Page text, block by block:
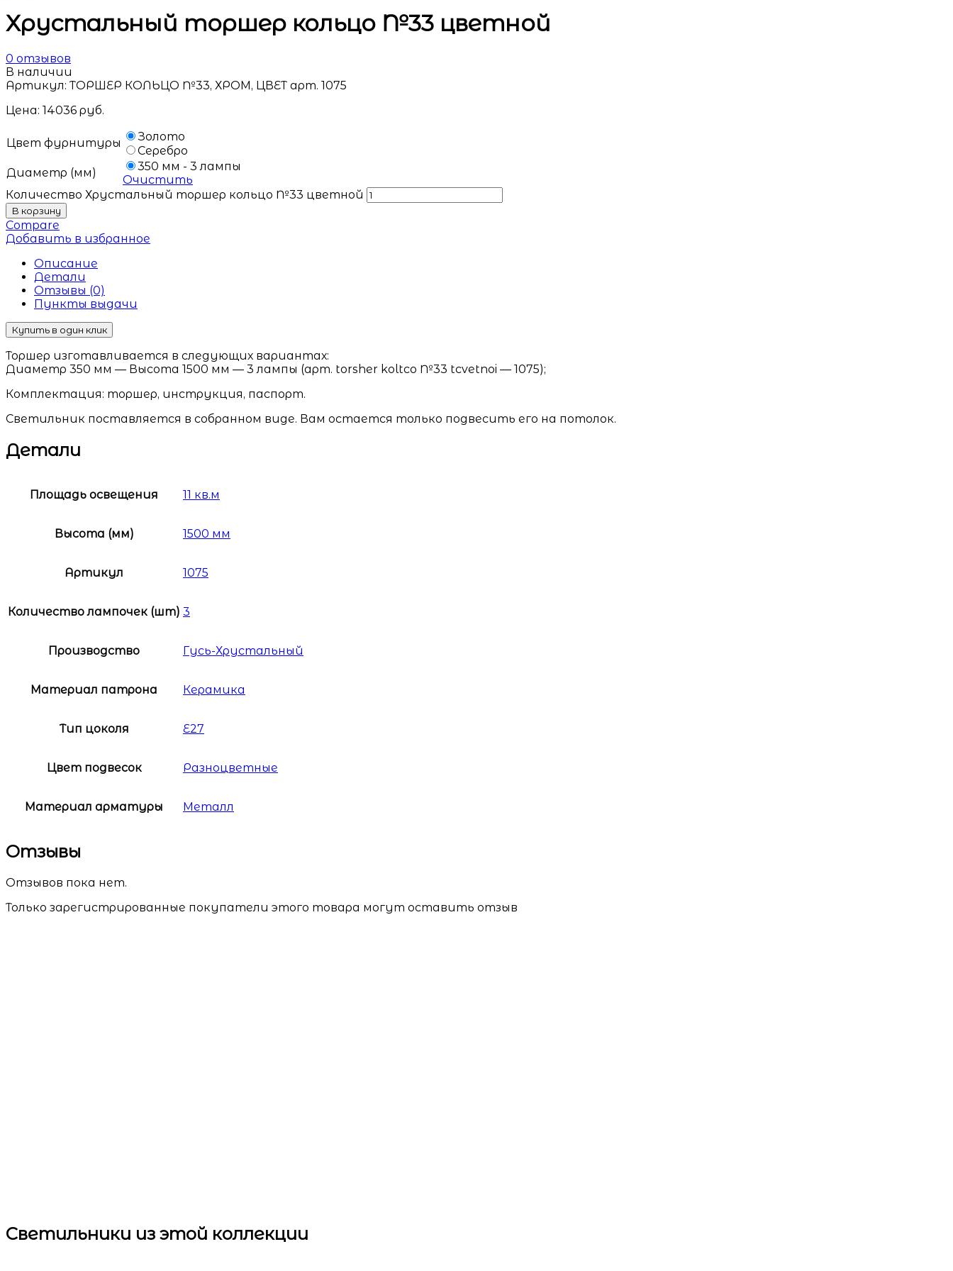
Хрустальный торшер кольцо №33 цветной
0 отзывов
В наличии
Артикул:ТОРШЕР КОЛЬЦО №33, ХРОМ, ЦВЕТ арт. 1075
Цена: 14036 руб.
Цвет фурнитуры
Золото
Серебро
Диаметр (мм)
350 мм - 3 лампы
Очистить
Количество Хрустальный торшер кольцо №33 цветной
В корзину
Compare
Добавить в избранное
Описание
Детали
Отзывы (0)
Пункты выдачи
Купить в один клик
Торшер изготавливается в следующих вариантах:
Диаметр 350 мм — Высота 1500 мм — 3 лампы (арт. torsher koltco №33 tcvetnoi — 1075);
Комплектация: торшер, инструкция, паспорт.
Светильник поставляется в собранном виде. Вам остается только подвесить его на потолок.
Детали
Площадь освещения 11 кв.м
Высота (мм) 1500 мм
Артикул 1075
Количество лампочек (шт) 3
Производство Гусь-Хрустальный
Материал патрона Керамика
Тип цоколя E27
Цвет подвесок Разноцветные
Материал арматуры Металл
Отзывы
Отзывов пока нет.
Только зарегистрированные покупатели этого товара могут оставить отзыв
Светильники из этой коллекции